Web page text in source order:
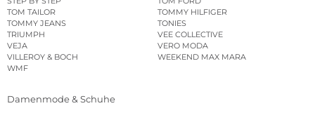
TOM TAILOR
TOMMY HILFIGER
TOMMY JEANS
TONIES
TRIUMPH
VEE COLLECTIVE
VEJA
VERO MODA
VILLEROY & BOCH
WEEKEND MAX MARA
WMF
Damenmode & Schuhe